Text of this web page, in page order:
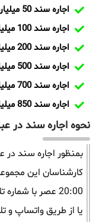
اجاره سند 50 میلیاردی در عباس‌آباد
اجاره سند 100 میلیاردی در عباس‌آباد
اجاره سند 200 میلیاردی در عباس‌آباد
اجاره سند 500 میلیاردی در عباس‌آباد
اجاره سند 700 میلیاردی در عباس‌آباد
اجاره سند 850 میلیاردی در عباس‌آباد
نحوه اجاره سند در
بمنظور اجاره سند در
20:00 عصر با
یا از طریق واتساپ و